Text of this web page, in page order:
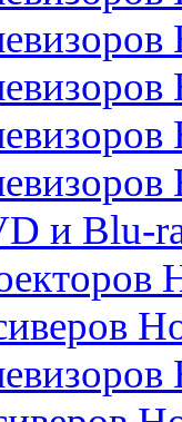
и Blu-